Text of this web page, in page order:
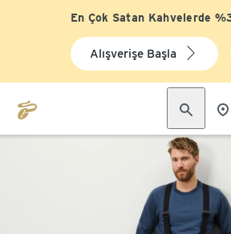
En Çok Satan Kahvelerde
Alışverişe Başla